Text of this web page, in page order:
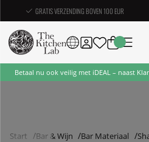
GRATIS VERZENDING BOVEN 100 EUR
Betaal nu ook veilig met iDEAL – naast
Start Bar & Wijn Bar Materiaal